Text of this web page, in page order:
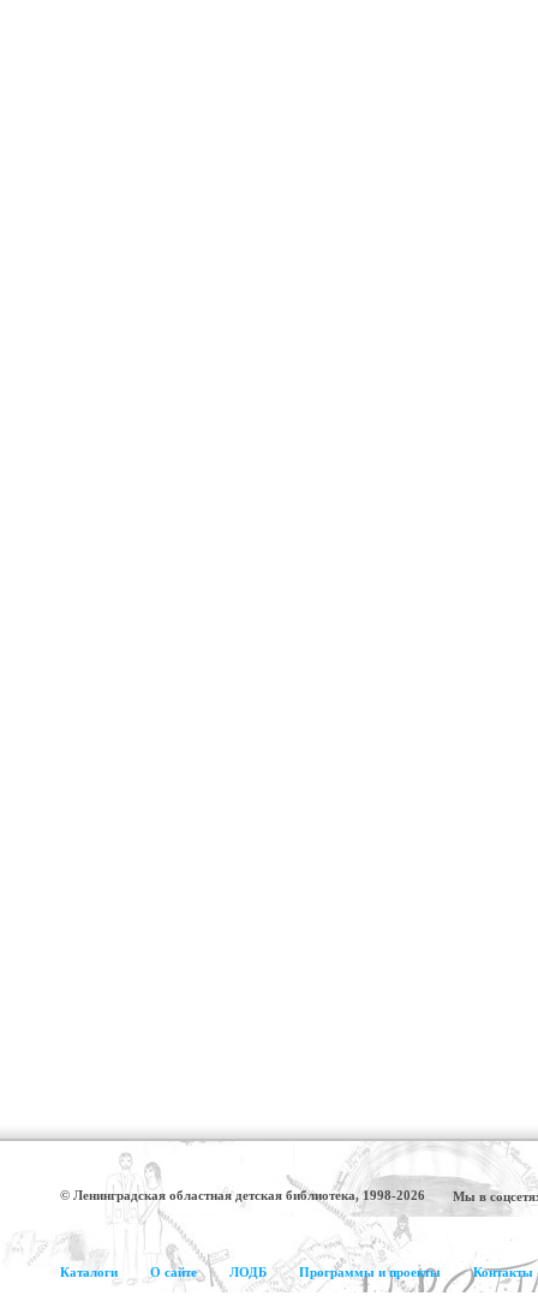
© Ленинградская областная детская библиотека, 1998-2026 Мы в
Каталоги О сайте ЛОДБ Программы и проекты Контакты